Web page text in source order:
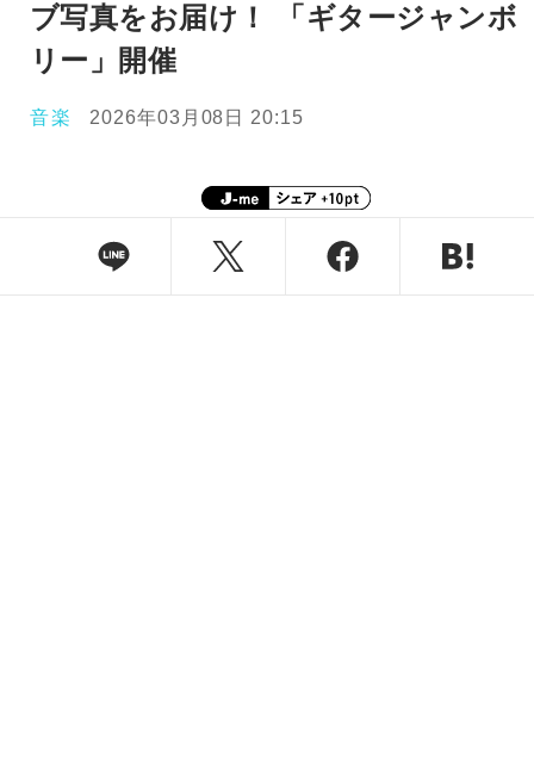
ブ写真をお届け！ 「ギタージャンボ
リー」開催
音楽 2026年03月08日 20:15